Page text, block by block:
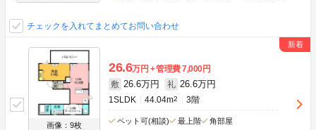
チェックを入れてまとめてお問い合わせ
画像：9枚
26.6万円 管理費7,000円
敷 26.6万円 礼 26.6万円
1SLDK 44.04m2 3階
ペット可(相談) 最上階 角部屋